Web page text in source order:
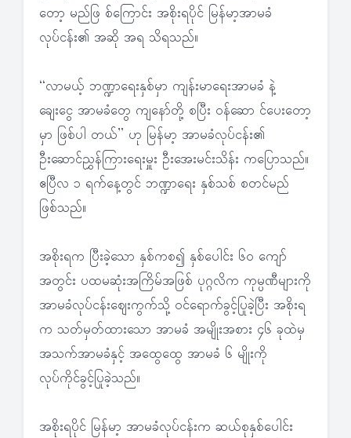
တော့ မည်ဖြ စ်ကြောင်း အစိုးရပိုင် မြန်မာ့အာမခံ
လုပ်ငန်း၏ အဆို အရ သိရသည်။
“လာမယ့် ဘဏ္ဍာရေးနှစ်မှာ ကျန်းမာရေးအာမခံ နဲ့
ချေးငွေ အာမခံတွေ ကျနော်တို့ စပြီး ဝန်ဆော င်ပေးတော့
မှာ ဖြစ်ပါ တယ်” ဟု မြန်မာ့ အာမခံလုပ်ငန်း၏
ဦးဆောင်ညွှန်ကြားရေးမှူး ဦးအေးမင်းသိန်း ကပြောသည်။
ဧပြီလ ၁ ရက်နေ့တွင် ဘဏ္ဍာရေး နှစ်သစ် စတင်မည်
ဖြစ်သည်။
အစိုးရက ပြီးခဲ့သော နှစ်ကစ၍ နှစ်ပေါင်း ၆၀ ကျော်
အတွင်း ပထမဆုံးအကြိမ်အဖြစ် ပုဂ္ဂလိက ကုမ္ပဏီများကို
အာမခံလုပ်ငန်းဈေးကွက်သို့ ဝင်ရောက်ခွင့်ပြုခဲ့ပြီး အစိုးရ
က သတ်မှတ်ထားသော အာမခံ အမျိုးအစား ၄၆ ခုထဲမှ
အသက်အာမခံနှင့် အထွေထွေ အာမခံ ၆ မျိုးကို
လုပ်ကိုင်ခွင့်ပြုခဲ့သည်။
အစိုးရပိုင် မြန်မာ့ အာမခံလုပ်ငန်းက ဆယ်စုနှစ်ပေါင်း